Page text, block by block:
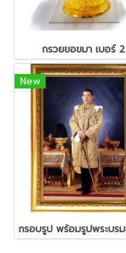
กรวยขอขมา เบอร์ 2
New